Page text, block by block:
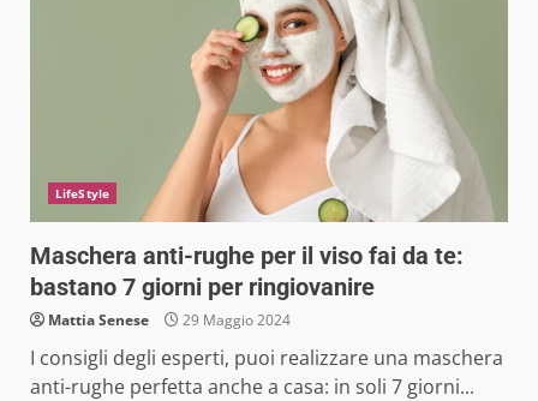
LifeStyle
Maschera anti-rughe per il viso fai da te:
bastano 7 giorni per ringiovanire
Mattia Senese 29 Maggio 2024
I consigli degli esperti, puoi realizzare una maschera
anti-rughe perfetta anche a casa: in soli 7 giorni...